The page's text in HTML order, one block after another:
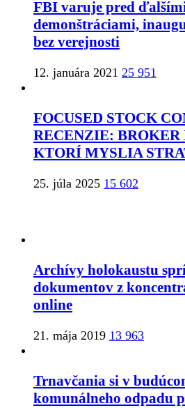
FBI varuje pred
demonštráciami,
bez verejnosti
12. januára 2021 25 951
FOCUSED STOCK
RECENZIE: BROKER
KTORÍ MYSLIA
25. júla 2025 15 602
Archívy holokaustu
dokumentov z
online
21. mája 2019 13 963
Trnavčania si v
komunálneho odpadu